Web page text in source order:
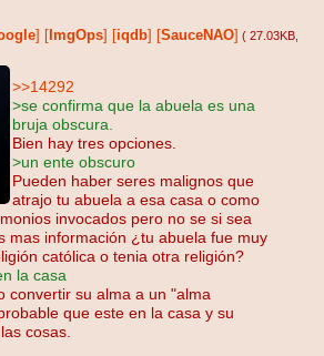
ImgOps iqdb SauceNAO ( 27.03KB
>>14292
>se confirma que la abuela es una
bruja obscura.
Bien hay tres opciones.
>un ente obscuro
Pueden haber seres malignos que
atrajo tu abuela a esa casa o como
invocados pero no se si sea
mas información ¿tu abuela fue muy
católica o tenia otra religión?
la casa
convertir su alma a un "alma
que este en la casa y su
cosas.